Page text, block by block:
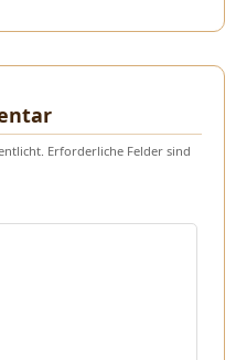
Erforderliche Felder sind